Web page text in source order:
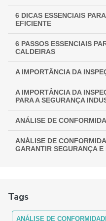
6 DICAS ESSENCIAIS
EFICIENTE
6 PASSOS ESSENCIAIS
CALDEIRAS
A IMPORTÂNCIA DA
A IMPORTÂNCIA DA
PARA A SEGURANÇA
ANÁLISE DE
ANÁLISE DE
GARANTIR SEGURANÇA E
ANÁLISE DE
Tags
ANÁLISE DE